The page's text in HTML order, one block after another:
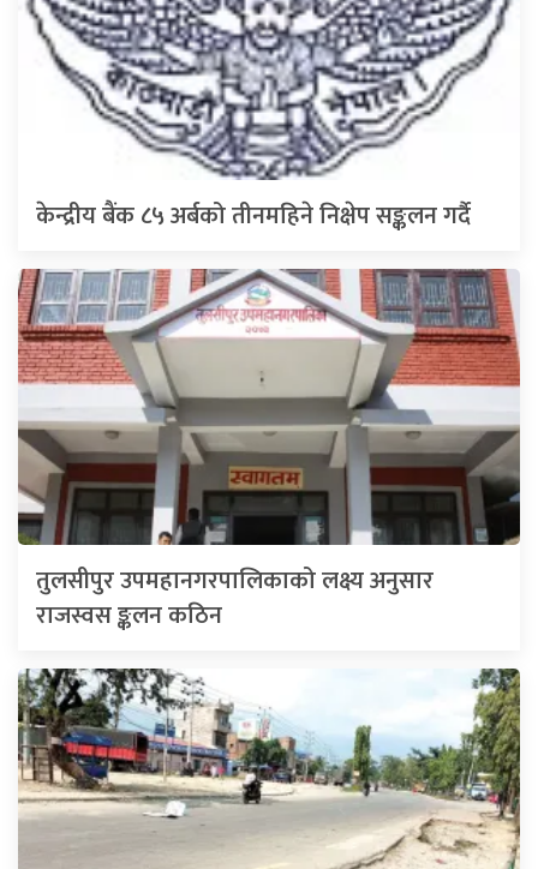
केन्द्रीय बैंक ८५ अर्बको तीनमहिने निक्षेप सङ्कलन गर्दै
तुलसीपुर उपमहानगरपालिकाको लक्ष्य अनुसार
राजस्वस ङ्कलन कठिन